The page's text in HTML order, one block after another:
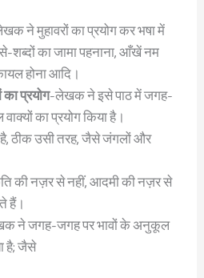
ने मुहावरों का प्रयोग कर भषा में
शब्दों का जामा पहनाना, आँखें नम
होना आदि।
प्रयोग-लेखक ने इसे पाठ में जगह-
का प्रयोग किया है।
ठीक उसी तरह, जैसे जंगलों और
की नज़र से नहीं, आदमी की नज़र से
हैं।
ने जगह-जगह पर भावों के अनुकूल
है; जैसे